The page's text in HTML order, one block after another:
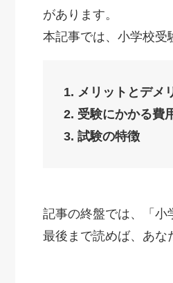
があります。
本記事では、小学校受
1. メリットとデメ
2. 受験にかかる費
3. 試験の特徴
記事の終盤では、「小
最後まで読めば、あな